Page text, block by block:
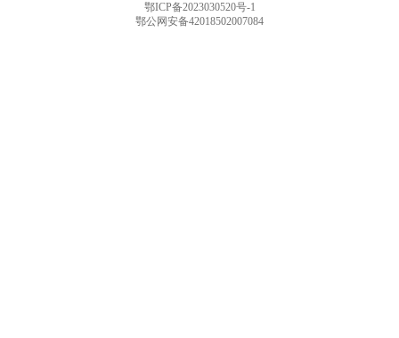
鄂ICP备2023030520号-1
鄂公网安备42018502007084